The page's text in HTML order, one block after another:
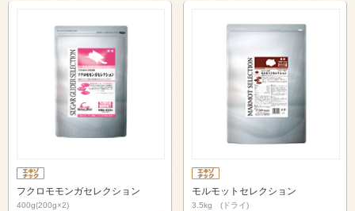
フクロモモンガセレクション
400g(200g×2)
モルモットセレクション
3.5kg (ドライ)